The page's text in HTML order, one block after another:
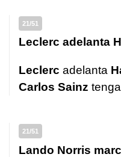
21/51
Leclerc adelanta
Leclerc adelanta
Carlos Sainz
21/51
Lando Norris